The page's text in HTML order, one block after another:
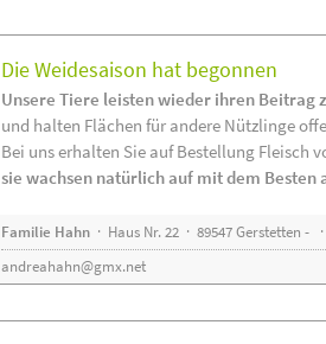
Die Weidesaison hat begonnen
Unsere Tiere leisten wieder ihren Beitrag
und halten Flächen für andere Nützlinge
Bei uns erhalten Sie auf Bestellung Fleisch
sie wachsen natürlich auf mit dem Besten
Familie Hahn· Haus Nr. 22 · 89547 Gerstetten -
andreahahn@gmx.net